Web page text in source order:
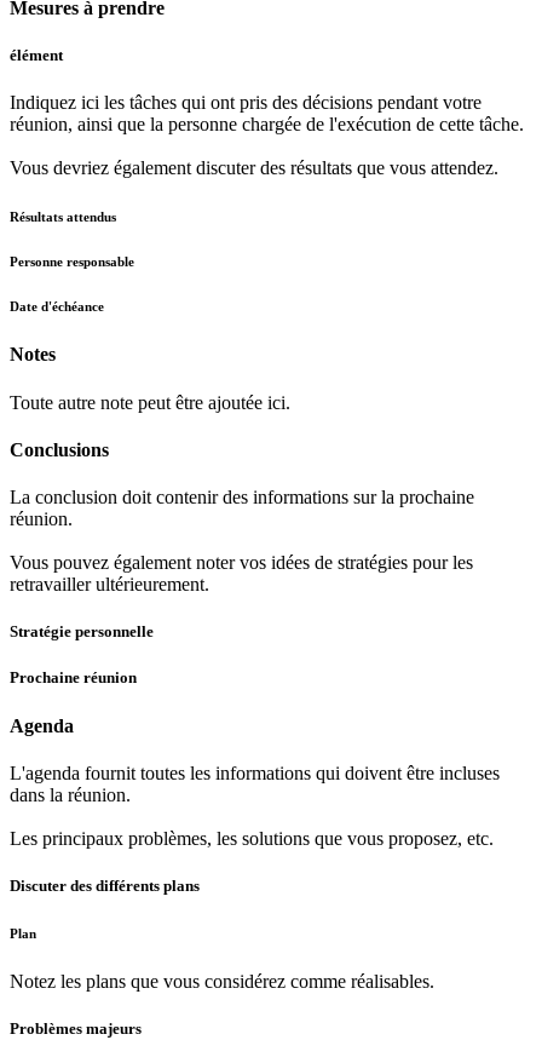
Mesures à prendre
élément
Indiquez ici les tâches qui ont pris des décisions pendant votre
réunion, ainsi que la personne chargée de l'exécution de cette tâche.
Vous devriez également discuter des résultats que vous attendez.
Résultats attendus
Personne responsable
Date d'échéance
Notes
Toute autre note peut être ajoutée ici.
Conclusions
La conclusion doit contenir des informations sur la prochaine
réunion.
Vous pouvez également noter vos idées de stratégies pour les
retravailler ultérieurement.
Stratégie personnelle
Prochaine réunion
Agenda
L'agenda fournit toutes les informations qui doivent être incluses
dans la réunion.
Les principaux problèmes, les solutions que vous proposez, etc.
Discuter des différents plans
Plan
Notez les plans que vous considérez comme réalisables.
Problèmes majeurs